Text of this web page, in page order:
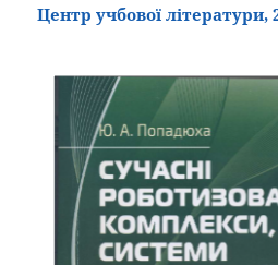
Центр учбової літератури,